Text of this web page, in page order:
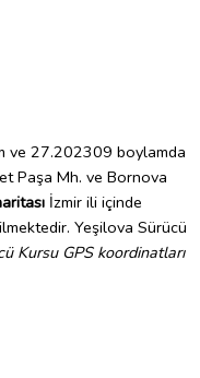
27.202309 boylamda
Paşa Mh. ve Bornova
İzmir ili içinde
Yeşilova Sürücü
Kursu GPS koordinatları